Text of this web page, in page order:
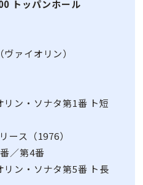
トッパンホール
ァイオリン）
ン・ソナタ第1番 ト短
ース（1976）
／第4番
ン・ソナタ第5番 ト長